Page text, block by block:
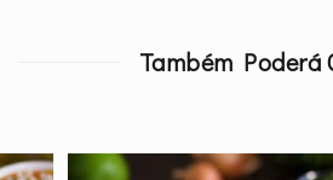
Também Poderá